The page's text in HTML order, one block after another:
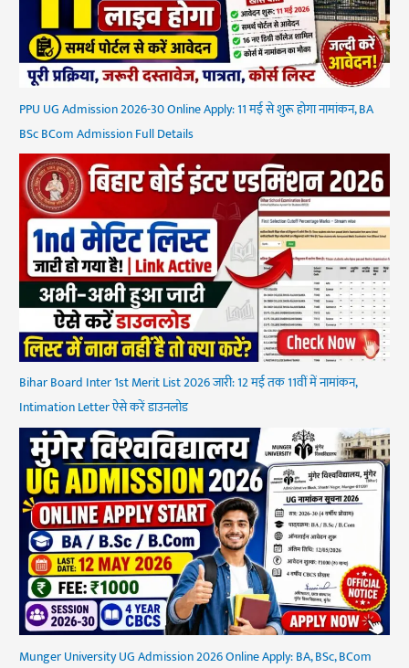
PPU UG Admission 2026-30 Online Apply: 11 मई से शुरू होगा नामांकन, BA
BSc BCom Admission Full Details
Bihar Board Inter 1st Merit List 2026 जारी: 12 मई तक 11वीं में नामांकन,
Intimation Letter ऐसे करें डाउनलोड
Munger University UG Admission 2026 Online Apply: BA, BSc, BCom